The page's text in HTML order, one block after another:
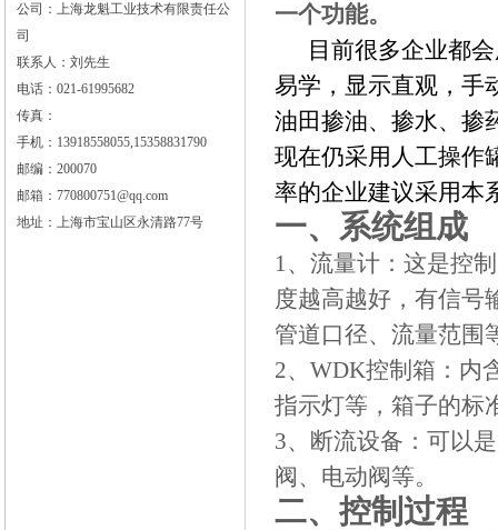
公司：上海龙魁工业技术有限责任公
司
联系人：刘先生
电话：021-61995682
传真：
手机：13918558055,15358831790
邮编：200070
邮箱：770800751@qq.com
地址：上海市宝山区永清路77号
一个功能。
目前很多企业都会
易学，显示直观，手
油田掺油、掺水、掺
现在仍采用人工操作
率的企业建议采用本
一、系统组成
1、流量计：这是控
度越高越好，有信号
管道口径、流量范围
2、 WDK控制箱：内
指示灯等，箱子的标
3、断流设备：可以
阀、电动阀等。
二、控制过程